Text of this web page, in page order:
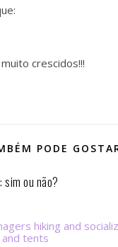
crescidos!!!
PODE
sim ou não?